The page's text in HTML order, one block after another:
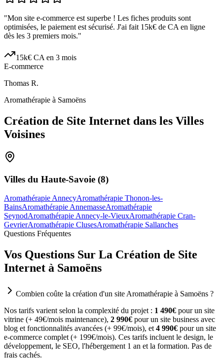
"Mon site e-commerce est superbe ! Les fiches produits sont
optimisées, le paiement est sécurisé. J'ai fait 15k€ de CA en ligne
dès les 3 premiers mois."
15k€ CA en 3 mois
E-commerce
Thomas R.
Aromathérapie à Samoëns
Création de Site Internet dans les Villes
Voisines
Villes du Haute-Savoie (8)
Aromathérapie AnnecyAromathérapie Thonon-les-
BainsAromathérapie AnnemasseAromathérapie
SeynodAromathérapie Annecy-le-VieuxAromathérapie Cran-
GevrierAromathérapie ClusesAromathérapie Sallanches
Questions Fréquentes
Vos Questions Sur La Création de Site
Internet à Samoëns
Combien coûte la création d'un site Aromathérapie à Samoëns ?
Nos tarifs varient selon la complexité du projet : 1 490€ pour un site
vitrine (+ 49€/mois maintenance), 2 990€ pour un site business avec
blog et fonctionnalités avancées (+ 99€/mois), et 4 990€ pour un site
e-commerce complet (+ 199€/mois). Ces tarifs incluent le design, le
développement, le SEO, l'hébergement 1 an et la formation. Pas de
frais cachés.